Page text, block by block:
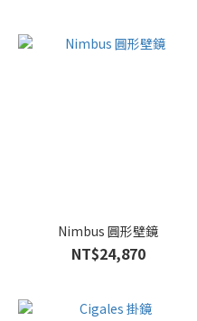
Nimbus 圓形壁鏡
NT$24,870